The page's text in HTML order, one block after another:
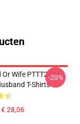
Or Wife PTTT2404
T-Shirts
28,06
-20%